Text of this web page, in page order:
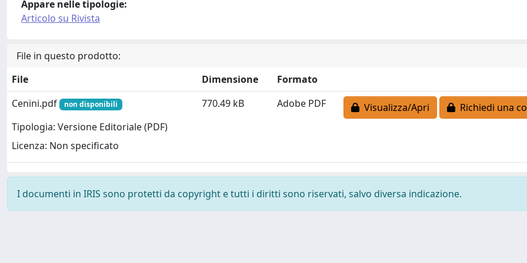
Appare nelle tipologie:
Articolo su Rivista
File in questo prodotto:
File
Dimensione
Formato
Cenini.pdf
non disponibili
Tipologia: Versione Editoriale (PDF)
Licenza: Non specificato
770.49 kB Adobe PDF Visualizza/Apri Richiedi una
I documenti in IRIS sono protetti da copyright e tutti i diritti sono riservati, salvo diversa indicazione.